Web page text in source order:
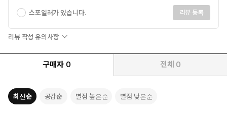
스포일러가 있습니다. 리뷰 등록
리뷰 작성 유의사항
구매자 0 전체 0
최신순 공감순 별점 높은순 별점 낮은순